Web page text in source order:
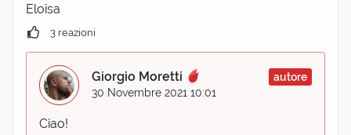
Eloisa
3 reazioni
Giorgio Moretti
autore
30 Novembre 2021 10:01
Ciao!